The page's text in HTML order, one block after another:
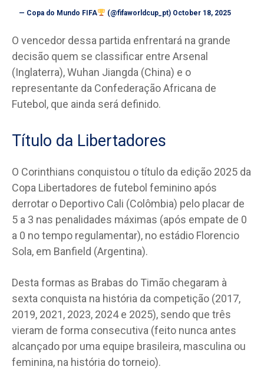
— Copa do Mundo FIFA (@fifaworldcup_pt) October 18, 2025
O vencedor dessa partida enfrentará na grande
decisão quem se classificar entre Arsenal
(Inglaterra), Wuhan Jiangda (China) e o
representante da Confederação Africana de
Futebol, que ainda será definido.
Título da Libertadores
O Corinthians conquistou o título da edição 2025 da
Copa Libertadores de futebol feminino após
derrotar o Deportivo Cali (Colômbia) pelo placar de
5 a 3 nas penalidades máximas (após empate de 0
a 0 no tempo regulamentar), no estádio Florencio
Sola, em Banfield (Argentina).
Desta formas as Brabas do Timão chegaram à
sexta conquista na história da competição (2017,
2019, 2021, 2023, 2024 e 2025), sendo que três
vieram de forma consecutiva (feito nunca antes
alcançado por uma equipe brasileira, masculina ou
feminina, na história do torneio).